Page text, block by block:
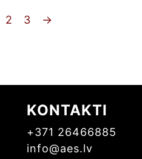
2 3 →
KONTAKTI
+371 26466885
info@aes.lv